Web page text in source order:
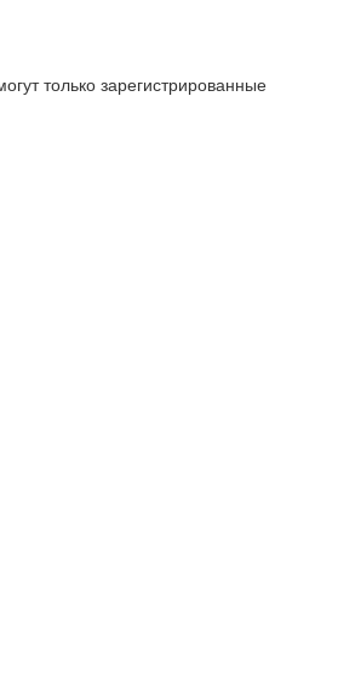
только зарегистрированные